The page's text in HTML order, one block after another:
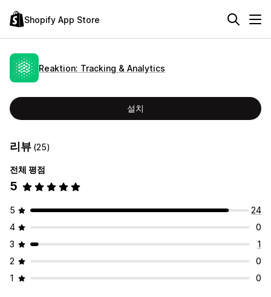
Shopify App Store
Reaktion: Tracking & Analytics
설치
리뷰 (25)
전체 평점
5
5
24
4
0
3
1
2
0
1
0